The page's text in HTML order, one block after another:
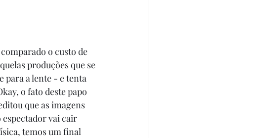
o custo de
produções que se
para a lente - e tenta
o fato deste papo
que as imagens
vai cair
temos um final